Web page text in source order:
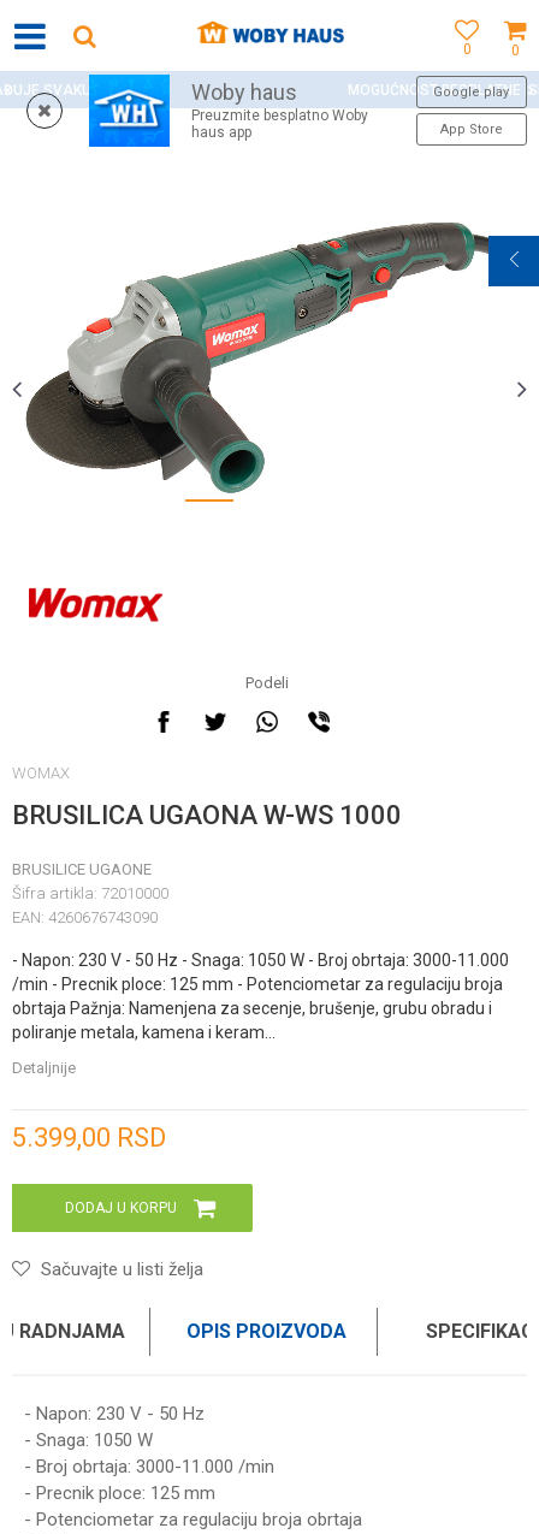
0
0
Woby haus
Preuzmite besplatno Woby
haus app
Google play
App Store
MOGUĆNOST BESPLATNE ISPORUKE ZA WEB
1
Podeli
WOMAX
BRUSILICA UGAONA W-WS 1000
BRUSILICE UGAONE
Šifra artikla: 72010000
EAN: 4260676743090
- Napon: 230 V - 50 Hz - Snaga: 1050 W - Broj obrtaja: 3000-11.000
/min - Precnik ploce: 125 mm - Potenciometar za regulaciju broja
obrtaja Pažnja: Namenjena za secenje, brušenje, grubu obradu i
poliranje metala, kamena i keram
Detaljnije
5.399,00 RSD
DODAJ U KORPU
Sačuvajte u listi želja
RADNJAMA OPIS PROIZVODA
- Napon: 230 V - 50 Hz
- Snaga: 1050 W
- Broj obrtaja: 3000-11.000 /min
- Precnik ploce: 125 mm
- Potenciometar za regulaciju broja obrtaja